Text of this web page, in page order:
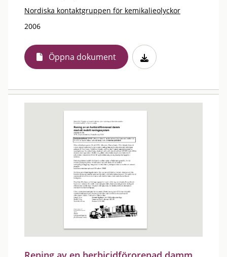
Nordiska kontaktgruppen för kemikalieolyckor
2006
Öppna dokument